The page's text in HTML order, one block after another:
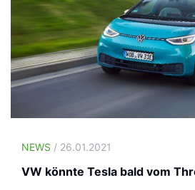
NEWS / 26.01.2021
VW könnte Tesla bald vom